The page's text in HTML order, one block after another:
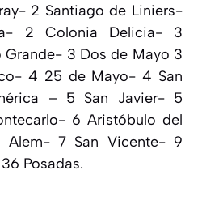
2 Santiago de Liniers-
2 Colonia Delicia- 3
3 Dos de Mayo 3
4 25 de Mayo- 4 San
– 5 San Javier- 5
6 Aristóbulo del
Alem- 7 San Vicente- 9
Posadas.